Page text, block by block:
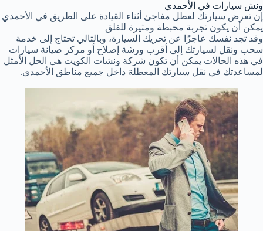
ونش سيارات في الأحمدي
إن تعرض سيارتك لعطل مفاجئ أثناء القيادة على الطريق في الأحمدي
يمكن أن يكون تجربة محبطة ومثيرة للقلق
وقد تجد نفسك عاجزًا عن تحريك السيارة، وبالتالي تحتاج إلى خدمة
سحب ونقل لسيارتك إلى أقرب ورشة إصلاح أو مركز صيانة سيارات
في هذه الحالات يمكن أن تكون شركة ونشات الكويت هي الحل الأمثل
لمساعدتك في نقل سيارتك المعطلة داخل جميع مناطق الأحمدي.